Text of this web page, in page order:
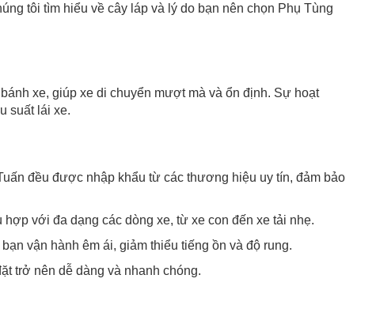
tôi tìm hiểu về cây láp và lý do bạn nên chọn Phụ Tùng
xe, giúp xe di chuyển mượt mà và ổn định. Sự hoạt
suất lái xe.
đều được nhập khẩu từ các thương hiệu uy tín, đảm bảo
với đa dạng các dòng xe, từ xe con đến xe tải nhẹ.
vận hành êm ái, giảm thiểu tiếng ồn và độ rung.
trở nên dễ dàng và nhanh chóng.